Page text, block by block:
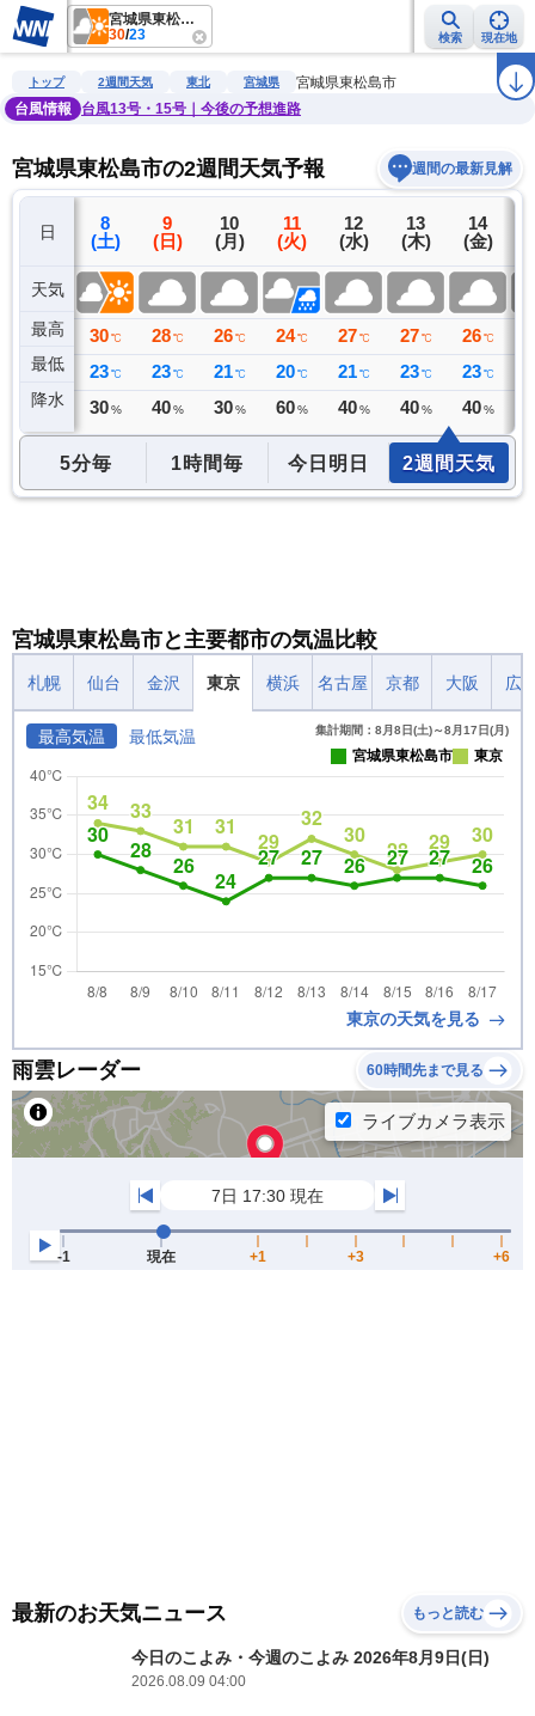
宮城県東松島市
30/23 検索 現在地
雨雲レーダー 台風情報 地震情報 警報・注意報 ラ
トップ 2週間天気 東北 宮城県
宮城県東松島市
台風情報
台風13号・15号｜今後の予想進路
宮城県東松島市の2週間天気予報 週間の最新見解
日
天気
最高
最低
降水
7
(金)
30 ℃
24 ℃
0 ミリ
8
(土)
30 ℃
23 ℃
30 %
9
(日)
28 ℃
23 ℃
40 %
10
(月)
26 ℃
21 ℃
30 %
11
(火)
24 ℃
20 ℃
60 %
12
(水)
27 ℃
21 ℃
40 %
13
(木)
27 ℃
23 ℃
40 %
14
(金)
26 ℃
23 ℃
40 %
5分毎 1時間毎 今日明日 2週間天気
宮城県東松島市と主要都市の気温比較
札幌 仙台 金沢 東京 横浜 名古屋 京都 大阪 広
最高気温 最低気温 集計期間：8月8日(土)～8月17日(月)
宮城県東松島市 東京
東京の天気を見る
雨雲レーダー 60時間先まで見る
最新のお天気ニュース もっと読む
今日のこよみ・今週のこよみ 2026年8月9日(日)
2026.08.09 04:00